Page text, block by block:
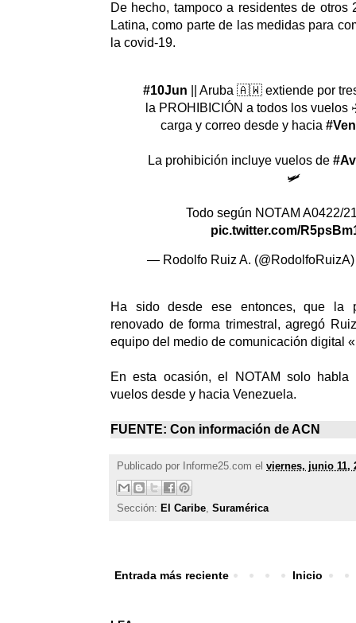
De hecho, tampoco a residentes de otros
Latina, como parte de las medidas para
la covid-19.
#10Jun || Aruba 🇦🇼 extiende por
la PROHIBICIÓN a todos los vuelos
carga y correo desde y hacia
La prohibición incluye vuelos de
🛩
Todo según NOTAM A0422/
pic.twitter.com/
— Rodolfo Ruiz A.
Ha sido desde ese entonces, que la
renovado de forma trimestral, agregó
equipo del medio de comunicación digital
En esta ocasión, el NOTAM solo
vuelos desde y hacia Venezuela.
FUENTE: Con información de ACN
Publicado por Informe25.com el viernes, junio 11,
Sección: El Caribe Suramérica
Entrada más reciente Inicio